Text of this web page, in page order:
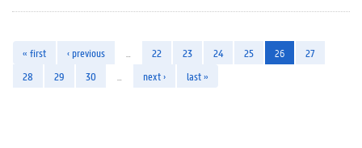
« first ‹ previous 22 23 24 25 26
27
28
29 30 next › last »